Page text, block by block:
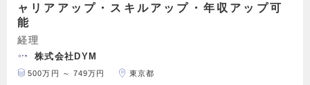
ャリアアップ・スキルアップ・年収アップ可
能
経理
株式会社DYM
500万円 ～ 749万円 東京都